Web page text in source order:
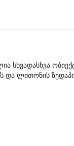
და ლითონის